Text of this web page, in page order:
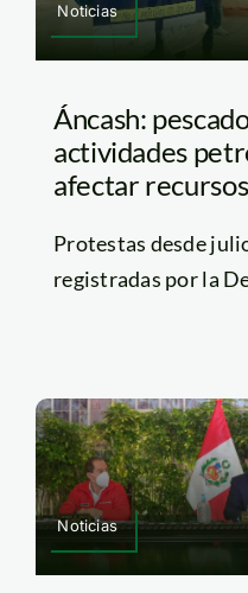
Noticias
Áncash:
actividades
afectar
Protestas desde
registradas por la
Noticias